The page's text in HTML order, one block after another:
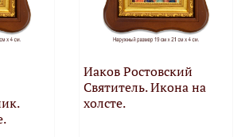
Иаков Ростовский
Святитель. Икона на
холсте.